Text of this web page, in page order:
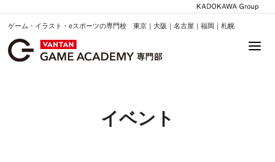
ゲーム・イラスト・eスポーツの専門校 東京｜大阪｜名古屋｜福岡｜札幌
イベント